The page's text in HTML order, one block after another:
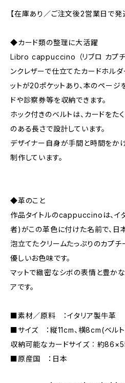
【在庫あり／ご注文後2営業日で発
◆カード類の整理に大活躍
Libro cappuccino （リブロ カプチ
ンクレザーで仕立てたカードホル
ットが20ポケットあり、本のページ
ドや診察券等を収納できます。
ホック付きのベルトは、カードをた
のある長さで設計しています。
デザイナー自身が手間と時間をか
制作しています。
◆革のこと
作品タイトルのcappuccinoは、イ
者)がこの革色に付けた名前で、日
泡立てたクリームたっぷりのカプチ
優しいお色味です。
マットで緻密なシボの表情と豊か
アです。
■素材／原料 ：イタリア製牛革
■サイズ ：縦11cm、横8cm(ベル
収納可能なカードサイズ︰約
■原産国 ：日本